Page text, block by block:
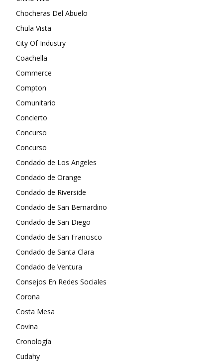
Chocheras Del Abuelo
Chula Vista
City Of Industry
Coachella
Commerce
Compton
Comunitario
Concierto
Concurso
Concurso
Condado de Los Angeles
Condado de Orange
Condado de Riverside
Condado de San Bernardino
Condado de San Diego
Condado de San Francisco
Condado de Santa Clara
Condado de Ventura
Consejos En Redes Sociales
Corona
Costa Mesa
Covina
Cronología
Cudahy